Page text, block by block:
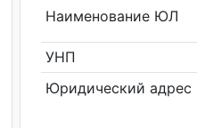
Наименование ЮЛ
УНП
Юридический адрес